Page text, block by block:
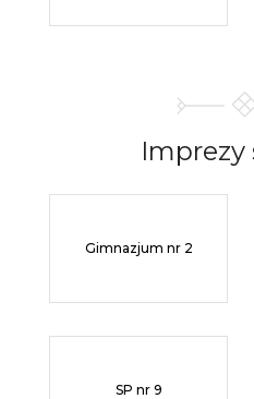
Imprezy
Gimnazjum nr 2
SP nr 9